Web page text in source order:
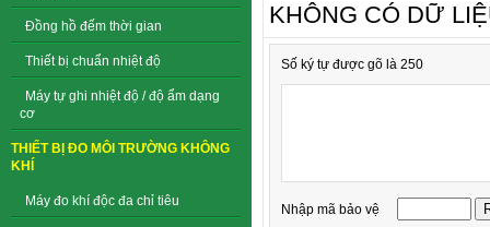
Đồng hồ đếm thời gian
Thiết bị chuẩn nhiệt độ
Máy tự ghi nhiệt độ / độ ẩm dạng
cơ
THIẾT BỊ ĐO MÔI TRƯỜNG KHÔNG
KHÍ
Máy đo khí độc đa chỉ tiêu
KHÔNG CÓ DỮ
Số ký tự được gõ là 250
Nhập mã bảo vệ